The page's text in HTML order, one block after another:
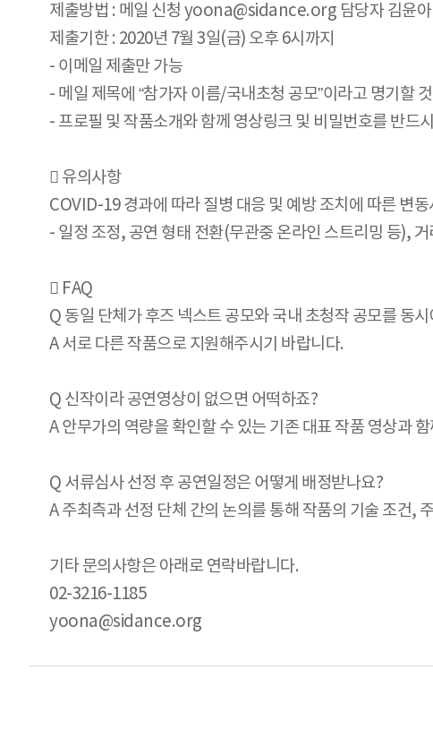
제출방법 : 메일 신청 yoona@sidance.org 담당자 김윤아
제출기한 : 2020년 7월 3일(금) 오후 6시까지
- 이메일 제출만 가능
- 메일 제목에 “참가자 이름/국내초청 공모”이라고 명기할 것
- 프로필 및 작품소개와 함께 영상링크 및 비밀번호를 반드
 유의사항
COVID-19 경과에 따라 질병 대응 및 예방 조치에 따른 변
- 일정 조정, 공연 형태 전환(무관중 온라인 스트리밍 등),
 FAQ
Q 동일 단체가 후즈 넥스트 공모와 국내 초청작 공모를 동
A 서로 다른 작품으로 지원해주시기 바랍니다.
Q 신작이라 공연영상이 없으면 어떡하죠?
A 안무가의 역량을 확인할 수 있는 기존 대표 작품 영상과
Q 서류심사 선정 후 공연일정은 어떻게 배정받나요?
A 주최측과 선정 단체 간의 논의를 통해 작품의 기술 조건,
기타 문의사항은 아래로 연락바랍니다.
02-3216-1185
yoona@sidance.org